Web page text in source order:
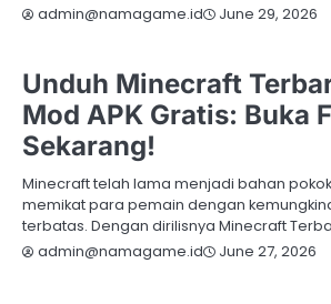
admin@namagame.id
June 29, 2026
Unduh Minecraft
Mod APK Gratis: Buka
Sekarang!
Minecraft telah lama menjadi bahan
memikat para pemain dengan
terbatas. Dengan dirilisnya Minecraft
admin@namagame.id
June 27, 2026